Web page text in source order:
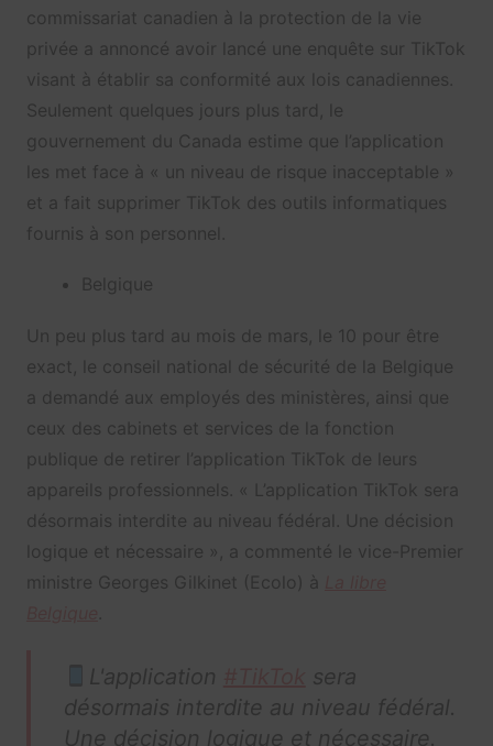
commissariat canadien à la protection de la vie
privée a annoncé avoir lancé une enquête sur
TikTok
visant à établir sa conformité aux lois canadiennes.
Seulement quelques jours plus tard, le
gouvernement du Canada estime que l’application
les met face à « un niveau de risque inacceptable »
et a fait supprimer TikTok des outils informatiques
fournis à son personnel.
Belgique
Un peu plus tard au mois de mars, le 10 pour être
exact, le conseil national de sécurité de la Belgique
a demandé aux employés des ministères, ainsi que
ceux des cabinets et services de la fonction
publique de retirer l’application TikTok de leurs
appareils professionnels. « L’application TikTok sera
désormais interdite au niveau fédéral. Une décision
logique et nécessaire », a commenté le vice-Premier
ministre Georges Gilkinet (Ecolo) à
L'application
sera
désormais interdite au niveau fédéral.
Une décision logique et nécessaire.